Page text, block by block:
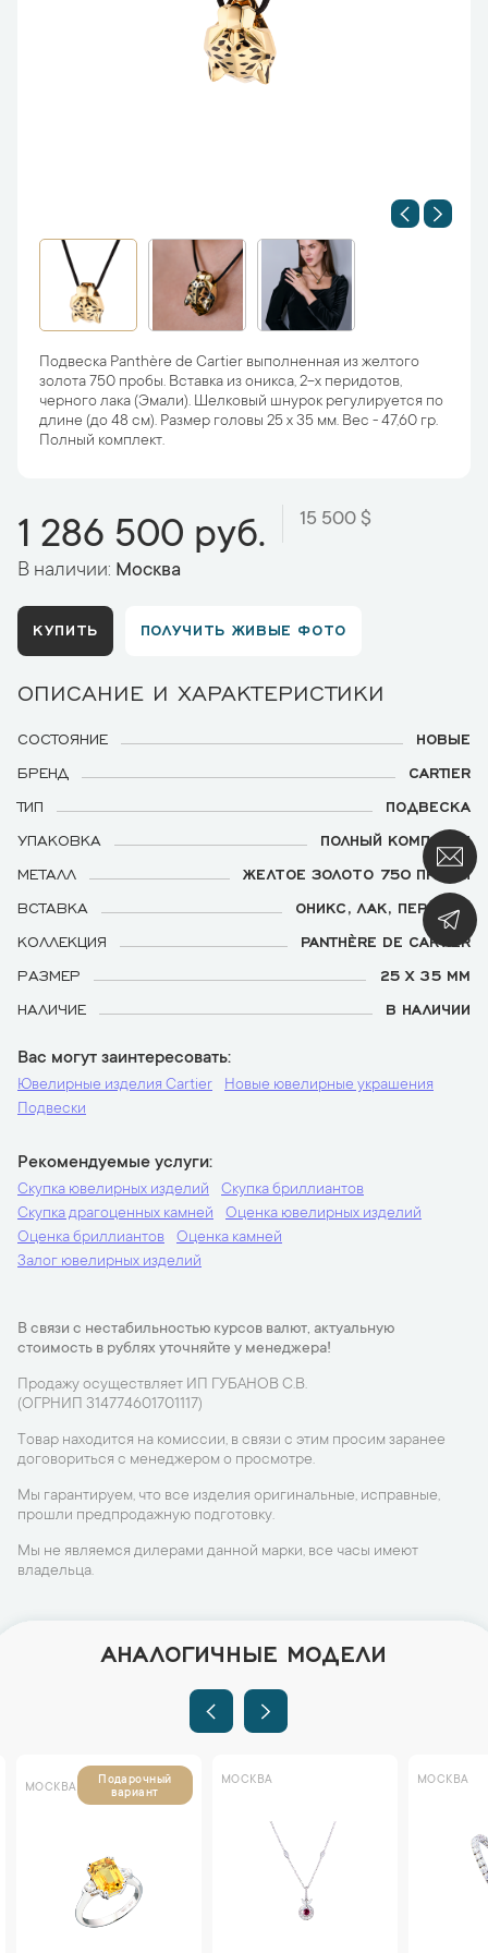
Подвеска Panthère de Cartier выполненная из желтого
золота 750 пробы. Вставка из оникса, 2-х перидотов,
черного лака (Эмали). Шелковый шнурок регулируется по
длине (до 48 см). Размер головы 25 х 35 мм. Вес - 47,60 гр.
Полный комплект.
1 286 500 руб. 15 500 $
В наличии: Москва
КУПИТЬ ПОЛУЧИТЬ ЖИВЫЕ ФОТО
ОПИСАНИЕ И ХАРАКТЕРИСТИКИ
СОСТОЯНИЕ
НОВЫЕ
БРЕНД
CARTIER
ТИП
ПОДВЕСКА
УПАКОВКА
ПОЛНЫЙ КОМПЛЕКТ
МЕТАЛЛ
ЖЕЛТОЕ ЗОЛОТО 750 ПРОБЫ
ВСТАВКА
ОНИКС, ЛАК, ПЕРИДОТ
КОЛЛЕКЦИЯ
PANTHÈRE DE CARTIER
РАЗМЕР
25 Х 35 ММ
НАЛИЧИЕ
В НАЛИЧИИ
Вас могут заинтересовать
Ювелирные изделия Cartier
Новые ювелирные украшения
Подвески
Рекомендуемые услуги
Скупка ювелирных изделий
Скупка бриллиантов
Скупка драгоценных камней
Оценка ювелирных изделий
Оценка бриллиантов
Оценка камней
Залог ювелирных изделий
В связи с нестабильностью курсов валют, актуальную
стоимость в рублях уточняйте у менеджера!
Продажу осуществляет ИП ГУБАНОВ С.В.
(ОГРНИП 314774601701117)
Товар находится на комиссии, в связи с этим просим заранее
договориться с менеджером о просмотре.
Мы гарантируем, что все изделия оригинальные, исправные,
прошли предпродажную подготовку.
Мы не являемся дилерами данной марки, все часы имеют
владельца.
АНАЛОГИЧНЫЕ МОДЕЛИ
МОСКВА
Подарочный
вариант
МОСКВА МОСКВА